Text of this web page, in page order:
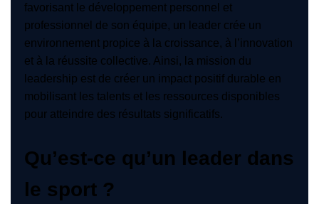
favorisant le développement personnel et
professionnel de son équipe, un leader crée un
environnement propice à la croissance, à l’innovation
et à la réussite collective. Ainsi, la mission du
leadership est de créer un impact positif durable en
mobilisant les talents et les ressources disponibles
pour atteindre des résultats significatifs.
Qu’est-ce qu’un leader dans
le sport ?